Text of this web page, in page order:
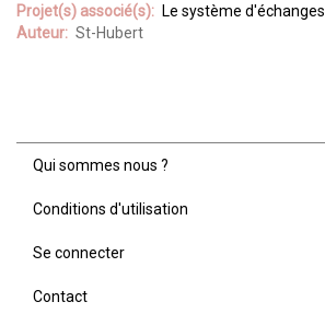
Projet(s) associé(s)
Le système d'échanges
Auteur
St-Hubert
Menu
de
page
Qui sommes nous ?
Conditions d'utilisation
Se connecter
Contact